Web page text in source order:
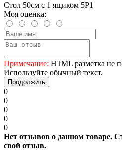
Стол 50см с 1 ящиком 5Р1
Моя оценка:
Примечание: HTML разметка не
Используйте обычный текст.
Продолжить
0
0
0
0
0
Нет отзывов о данном товаре.
свой отзыв.